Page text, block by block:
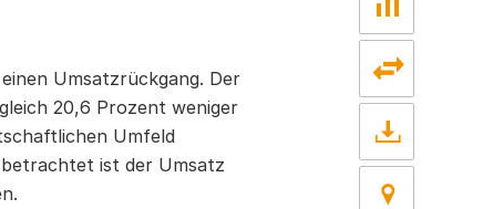
Umsatzrückgang. Der
20,6 Prozent weniger
Umfeld
betrachtet ist der Umsatz